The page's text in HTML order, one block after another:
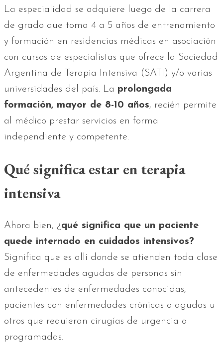
La especialidad se adquiere luego de la carrera
de grado que toma 4 a 5 años de entrenamiento
y formación en residencias médicas en asociación
con cursos de especialistas que ofrece la Sociedad
Argentina de Terapia Intensiva (SATI) y/o varias
universidades del país. La prolongada
formación, mayor de 8-10 años, recién permite
al médico prestar servicios en forma
independiente y competente.
Qué significa estar en terapia
intensiva
Ahora bien, ¿ qué significa que un paciente
quede internado en cuidados intensivos?
Significa que es allí donde se atienden toda clase
de enfermedades agudas de personas sin
antecedentes de enfermedades conocidas,
pacientes con enfermedades crónicas o agudas u
otros que requieran cirugías de urgencia o
programadas.